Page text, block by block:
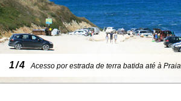
1/4 Acesso por estrada de terra batida até à